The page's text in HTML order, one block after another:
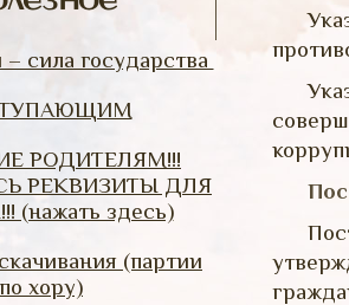
сила государства
РОДИТЕЛЯМ!!!
РЕКВИЗИТЫ ДЛЯ
(нажать здесь)
(партии
по хору)